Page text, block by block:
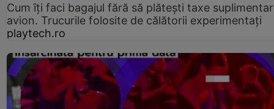
Cum îți faci bagajul fără să plătești taxe
avion. Trucurile folosite de călătorii experimentați
playtech.ro